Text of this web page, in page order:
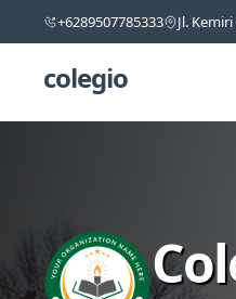
+6289507785333 Jl.
colegio